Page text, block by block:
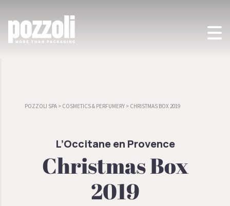
POZZOLI SPA > COSMETICS & PERFUMERY > CHRISTMAS BOX 2019
L’Occitane en Provence
Christmas Box
2019